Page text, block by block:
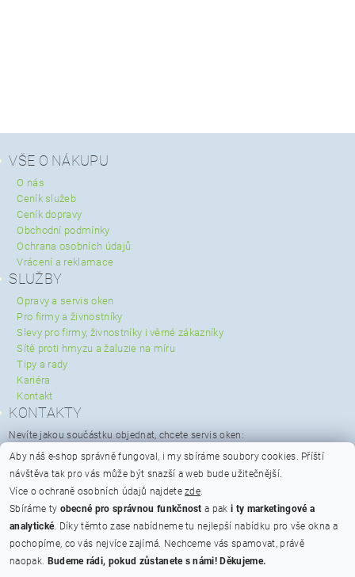
VŠE O NÁKUPU
O nás
Ceník služeb
Ceník dopravy
Obchodní podmínky
Ochrana osobních údajů
Vrácení a reklamace
SLUŽBY
Opravy a servis oken
Pro firmy a živnostníky
Slevy pro firmy, živnostníky i věrné zákazníky
Sítě proti hmyzu a žaluzie na míru
Tipy a rady
Kariéra
Kontakt
KONTAKTY
Nevíte jakou součástku objednat, chcete servis oken:
servis@spravaoken.cz
info@spravaoken.cz
+420 608 511 355
Na bateriích 475/23, Praha 6 - Břevnov, PSČ 162 00
Aby náš e-shop správně fungoval, i my sbíráme soubory cookies. Příští
návštěva tak pro vás může být snazší a web bude užitečnější.
Více o ochraně osobních údajů najdete zde.
Sbíráme ty obecné pro správnou funkčnost a paki ty marketingové a
analytické. Díky těmto zase nabídneme tu nejlepší nabídku pro vše okna a
pochopíme, co vás nejvíce zajímá. Nechceme vás spamovat, právě
naopak. Budeme rádi, pokud zůstanete s námi! Děkujeme.